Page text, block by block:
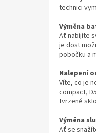
technici
Výměna
Ať nabíjíte
je dost
pobočku a
Nalepení
Víte, co je
compact,
tvrzené
Výměna
Ať se